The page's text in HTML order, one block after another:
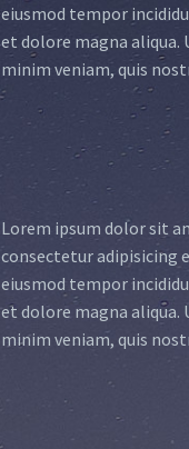
eiusmod tempor
et dolore magna aliqua.
minim veniam, quis
Lorem ipsum dolor sit
consectetur adipisicing
eiusmod tempor
et dolore magna aliqua.
minim veniam, quis